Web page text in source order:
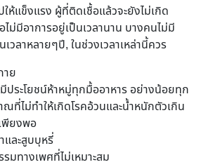
ห้แข็งแรง ผู้ที่ติดเชื้อแล้วจะยังไม่เกิด
ไม่มีอาการอยู่เป็นเวลานาน บางคนไม่มี
วลาหลายๆปี, ในช่วงเวลาเหล่านี้ควร
าย
ประโยชน์ห้าหมู่ทุกมื้ออาหาร อย่างน้อยทุก
ณที่ไม่ทำให้เกิดโรคอ้วนและน้ำหนักตัวเกิน
พียงพอ
และสูบบุหรี่
มทางเพศที่ไม่เหมาะสม